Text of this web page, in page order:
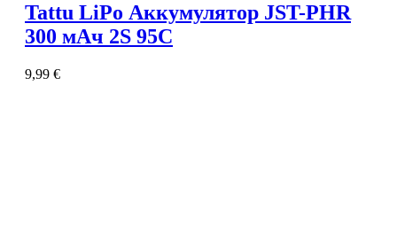
Tattu LiPo Аккумулятор JST-PHR
300 мАч 2S 95C
9,99 €